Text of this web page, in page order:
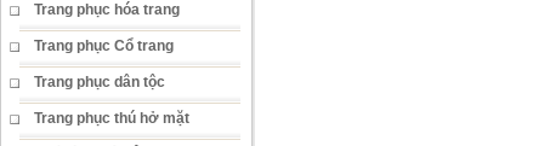
Trang phục hóa trang
Trang phục Cổ trang
Trang phục dân tộc
Trang phục thú hở mặt